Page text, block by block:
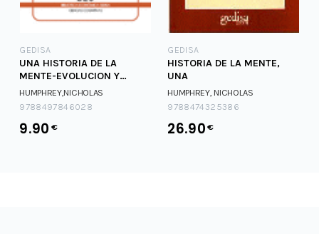
GEDISA
UNA HISTORIA DE LA
MENTE-EVOLUCION Y
NACIMIENTO DE LA CONCIE
HUMPHREY,NICHOLAS
9788497846028
9.90 €
GEDISA
HISTORIA DE LA MENTE,
UNA
HUMPHREY, NICHOLAS
9788474325386
26.90€